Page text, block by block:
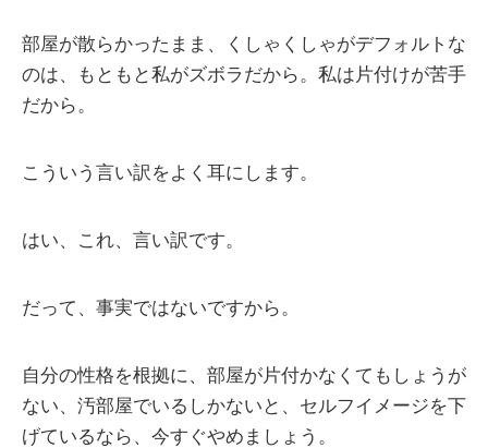
部屋が散らかったまま、くしゃくしゃがデフォルトな
のは、もともと私がズボラだから。私は片付けが苦手
だから。
こういう言い訳をよく耳にします。
はい、これ、言い訳です。
だって、事実ではないですから。
自分の性格を根拠に、部屋が片付かなくてもしょうが
ない、汚部屋でいるしかないと、セルフイメージを下
げているなら、今すぐやめましょう。